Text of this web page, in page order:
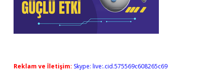
Reklam ve İletişim: Skype: live:.cid.575569c608265c69